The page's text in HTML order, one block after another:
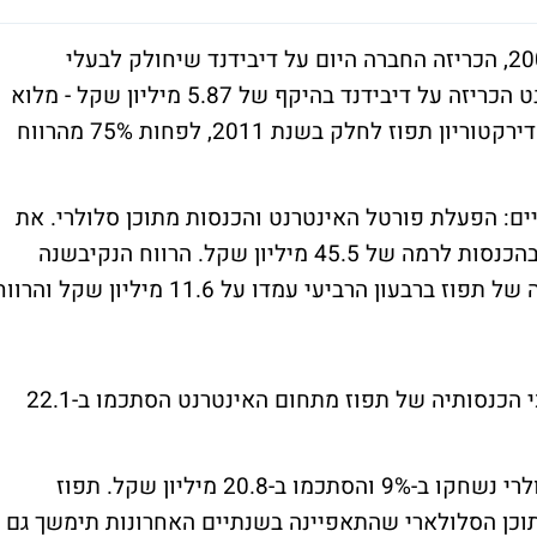
לראשונה מאז הונפקת חברת 'תפוז' בשנת 2006, הכריזה החברה היום על דיבידנד שיחולק לבעלי
המניות. חברת תפוז, מפעילת פורטל האינטרנט הכריזה על דיבידנד בהיקף של 5.87 מיליון שקל - מלוא
רווחי החברה הראויים לחלוקה. בנוסף, אישר דירקטוריון תפוז לחלק בשנת 2011, לפחות 75% מהרווח
הפעלת פורטל האינטרנט והכנסות מתוכן סלולרי. את
שנת 2010 סיכמה החברה עם עלייה של 9% בהכנסות לרמה של 45.5 מיליון שקל. הרווח הנקיבשנה
החולפת הסתכם ב-3.8 מיליון שקל. הכנסותיה של תפוז ברבעון הרביעי עמדו על 11.6 מיליון שקל
פילוח של מגזרי הפעילות של החברה מגלה כי הכנסותיה של תפוז מתחום האינטרנט הסתכמו ב-22.1
מנגד, הכנסותיה של תפוז מתחום התוכן הסלולרי נשחקו ב-9% והסתכמו ב-20.8 מיליון שקל. תפוז
הסלולארי שהתאפיינה בשנתיים האחרונות תימשך גם